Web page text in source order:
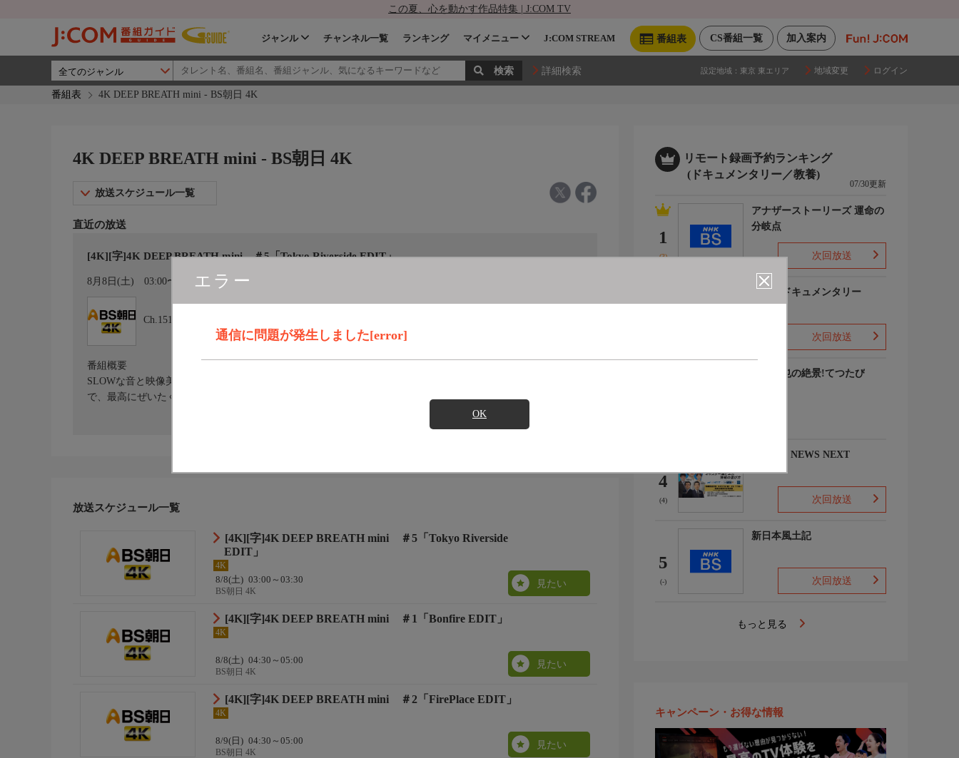
この夏、心を動かす作品特集 | J:COM TV
加入案内
CS番組一覧
番組表
ジャンル チャンネル一覧 ランキング マイメニュー J:COM STREAM
詳細検索 設定地域： 東京 東エリア 地域変更 ログイン
番組表 4K DEEP BREATH mini - BS朝日 4K
エラー
通信に問題が発生しました[error]
OK
4K DEEP BREATH mini - BS朝日 4K
放送スケジュール一覧
直近の放送
[4K][字]4K DEEP BREATH mini ＃5「Tokyo Riverside EDIT」
8月8日(土) 03:00〜03:30 カレンダー登録
Ch.151
番組概要
SLOWな音と映像美、ハイエンドシネマカメラでお届けするビジュアル・サウンドトリップ。上質な音と映像
で、最高にぜいたくな開放時間を紡ぐ。
放送スケジュール一覧
[4K][字]4K DEEP BREATH mini ＃5「Tokyo Riverside
EDIT」
4K
8/8(土) 03:00～03:30
BS朝日 4K
見たい
[4K][字]4K DEEP BREATH mini ＃1「Bonfire EDIT」
4K
8/8(土) 04:30～05:00
BS朝日 4K
見たい
[4K][字]4K DEEP BREATH mini ＃2「FirePlace EDIT」
4K
8/9(日) 04:30～05:00
BS朝日 4K
見たい
リモート録画予約ランキング
(ドキュメンタリー／教養)
07/30更新
1
(3)
アナザーストーリーズ 運命の
分岐点
次回放送
世界のドキュメンタリー
次回放送
中井精也の絶景!てつたび
4
(4)
NIKKEI NEWS NEXT
次回放送
5
(-)
新日本風土記
次回放送
もっと見る
キャンペーン・お得な情報